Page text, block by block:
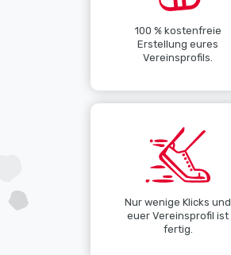
100 % kostenfreie
Erstellung eures
Vereinsprofils.
Nur wenige Klicks und
euer Vereinsprofil ist
fertig.